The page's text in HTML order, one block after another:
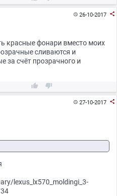
26-10-2017 
красные фонари вместо моих
сливаются и
за счёт прозрачного и
 
27-10-2017 
lexus_lx570_moldingi_3-